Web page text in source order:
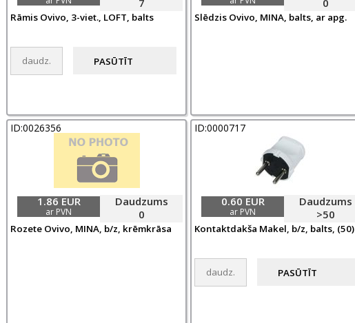
Rāmis Ovivo, 3-viet., LOFT, balts Slēdzis Ovivo, MINA, balts, ar apg.
ID:0026356
Daudzums
0
1.86 EUR
ar PVN
Rozete Ovivo, MINA, b/z, krēmkrāsa
ID:0000717
Daudzums
>50
0.60 EUR
ar PVN
Kontaktdakša Makel, b/z, balts, (50)